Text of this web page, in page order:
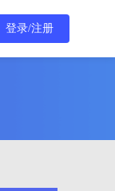
登录/注册